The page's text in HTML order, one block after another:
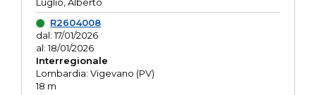
R2604008
dal: 17/01/2026
al: 18/01/2026
Interregionale
Lombardia: Vigevano (PV)
18 m